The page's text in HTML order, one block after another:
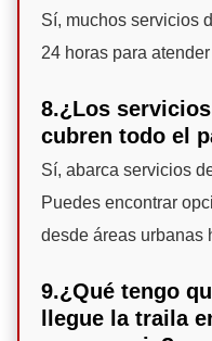
Sí, muchos servicios
24 horas para
8.¿Los
cubren todo el
Sí, abarca servicios
Puedes encontrar
desde áreas urbanas
9.¿Qué tengo
llegue la traila